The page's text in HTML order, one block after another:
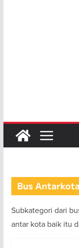
Bus
Subkategori dari
antar kota baik itu